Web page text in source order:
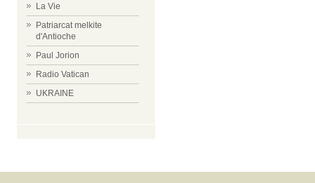
La Vie
Patriarcat melkite
d'Antioche
Paul Jorion
Radio Vatican
UKRAINE